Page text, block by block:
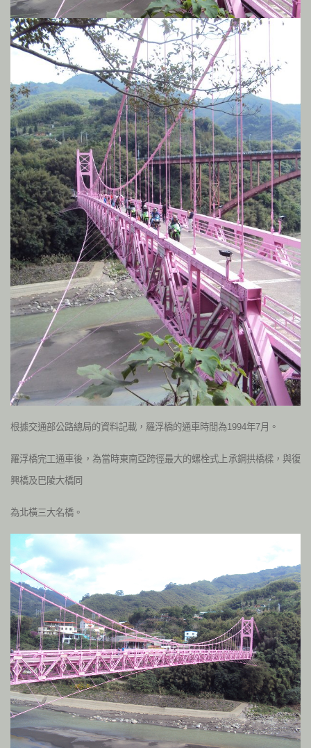
根據交通部公路總局的資料記載，羅浮橋的通車時間為1994年7月。
羅浮橋完工通車後，為當時東南亞跨徑最大的螺栓式上承鋼拱橋樑，與復
興橋及巴陵大橋同
為北橫三大名橋。